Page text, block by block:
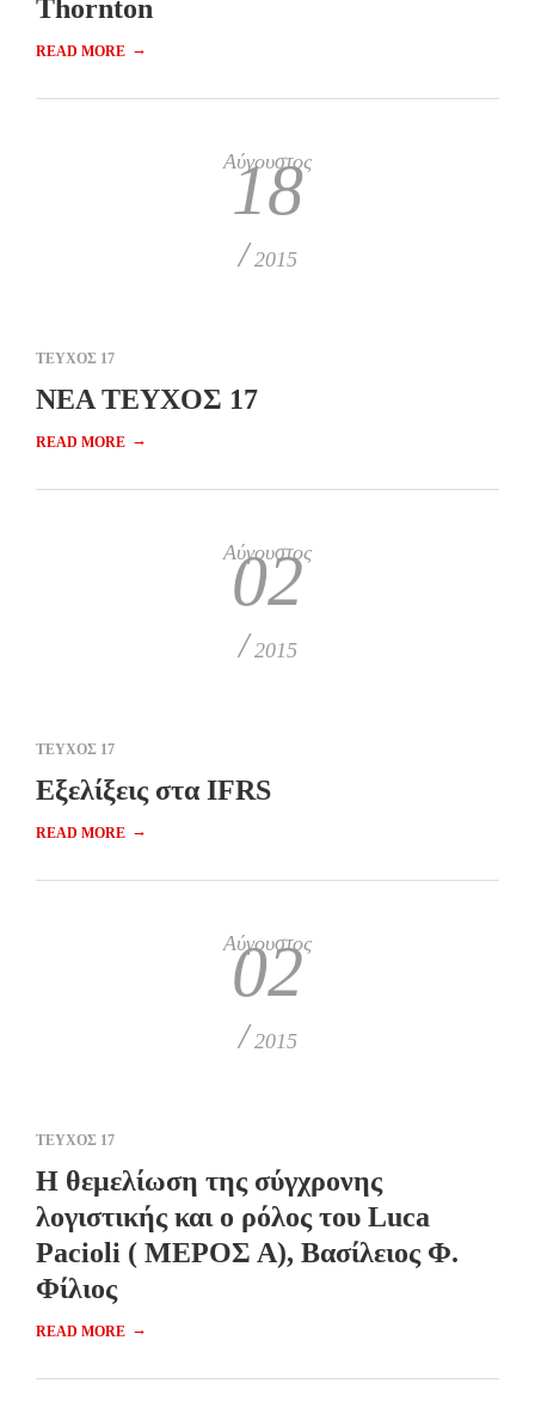
Thornton
READ MORE →
Αύγουστος
18
/ 2015
ΤΕΥΧΟΣ 17
ΝΕΑ ΤΕΥΧΟΣ 17
READ MORE →
Αύγουστος
02
/ 2015
ΤΕΥΧΟΣ 17
Εξελίξεις στα IFRS
READ MORE →
Αύγουστος
02
/ 2015
ΤΕΥΧΟΣ 17
H θεμελίωση της σύγχρονης
λογιστικής και ο ρόλος του Luca
Pacioli ( ΜΕΡΟΣ Α), Βασίλειος Φ.
Φίλιος
READ MORE →